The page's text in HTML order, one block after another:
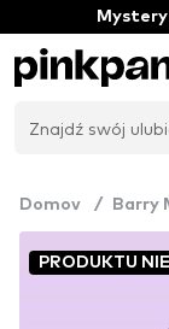
Mystery
Domov / Barry
PRODUKTU